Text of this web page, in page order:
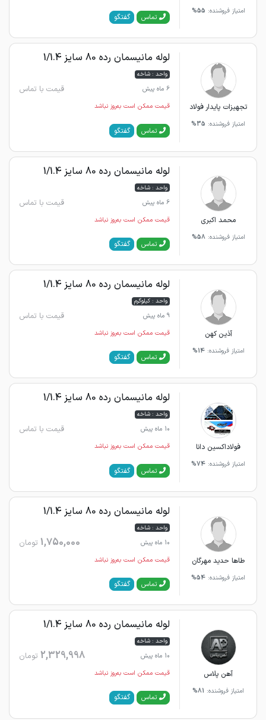
امتیاز فروشنده: 55%
تماس گفتگو
تجهیزات پایدار فولاد
امتیاز فروشنده: 35%
لوله مانیسمان رده 80 سایز 1/1.4
واحد : شاخه
6 ماه پیش
قیمت با تماس
قیمت ممکن است به‌روز نباشد
تماس گفتگو
محمد اکبری
امتیاز فروشنده: 58%
لوله مانیسمان رده 80 سایز 1/1.4
واحد : شاخه
6 ماه پیش
قیمت با تماس
قیمت ممکن است به‌روز نباشد
تماس گفتگو
آذین کهن
امتیاز فروشنده:14%
لوله مانیسمان رده 80 سایز 1/1.4
واحد : کیلوگرم
9 ماه پیش
قیمت با تماس
قیمت ممکن است به‌روز نباشد
تماس گفتگو
فولاداکسین دانا
امتیاز فروشنده: 74%
لوله مانیسمان رده 80 سایز 1/1.4
واحد : شاخه
10 ماه پیش
قیمت با تماس
قیمت ممکن است به‌روز نباشد
تماس گفتگو
طاها حدید مهرگان
امتیاز فروشنده: 54%
لوله مانیسمان رده 80 سایز 1/1.4
واحد : شاخه
10 ماه پیش
1,750,000 تومان
قیمت ممکن است به‌روز نباشد
تماس گفتگو
آهن پلاس
امتیاز فروشنده: 81%
لوله مانیسمان رده 80 سایز 1/1.4
واحد : شاخه
10 ماه پیش
2,329,998 تومان
قیمت ممکن است به‌روز نباشد
تماس گفتگو